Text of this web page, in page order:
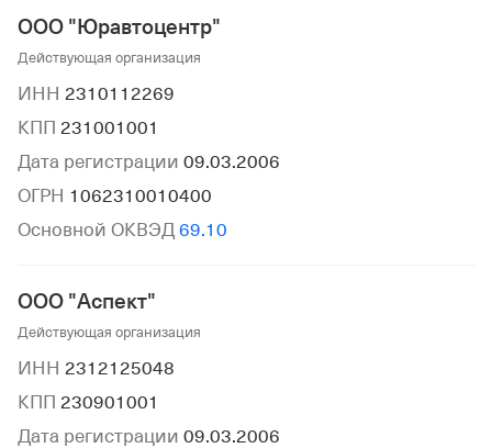
ООО "Юравтоцентр"
Действующая организация
ИНН 2310112269
КПП 231001001
Дата регистрации 09.03.2006
ОГРН 1062310010400
Основной ОКВЭД 69.10
ООО "Аспект"
Действующая организация
ИНН 2312125048
КПП 230901001
Дата регистрации 09.03.2006